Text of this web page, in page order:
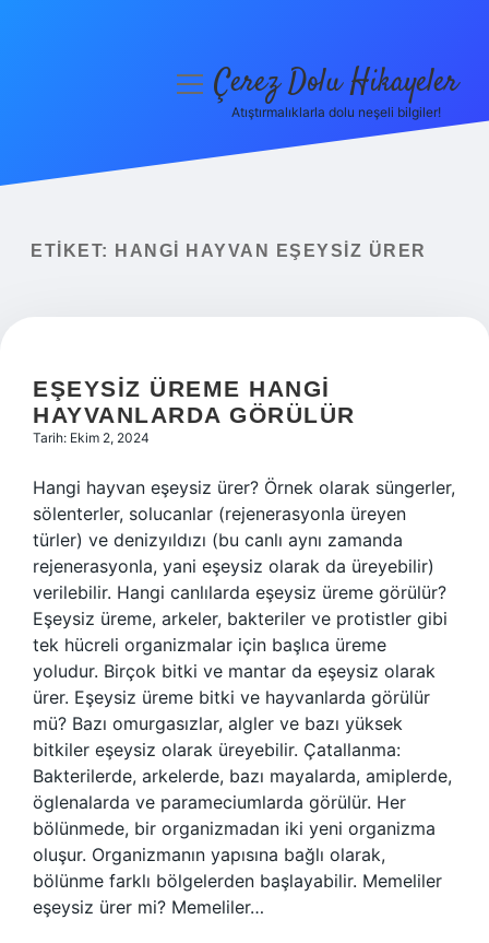
Yasal Uyarı
menüyüÇerez Dolu Hikayeler
Atıştırmalıklarla dolu neşeli bilgiler!
ETIKET: HANGI HAYVAN EŞEYSIZ ÜRER
EŞEYSIZ ÜREME HANGI
HAYVANLARDA GÖRÜLÜR
Tarih: Ekim 2, 2024
Hangi hayvan eşeysiz ürer? Örnek olarak süngerler,
sölenterler, solucanlar (rejenerasyonla üreyen
türler) ve denizyıldızı (bu canlı aynı zamanda
rejenerasyonla, yani eşeysiz olarak da üreyebilir)
verilebilir. Hangi canlılarda eşeysiz üreme görülür?
Eşeysiz üreme, arkeler, bakteriler ve protistler gibi
tek hücreli organizmalar için başlıca üreme
yoludur. Birçok bitki ve mantar da eşeysiz olarak
ürer. Eşeysiz üreme bitki ve hayvanlarda görülür
mü? Bazı omurgasızlar, algler ve bazı yüksek
bitkiler eşeysiz olarak üreyebilir. Çatallanma:
Bakterilerde, arkelerde, bazı mayalarda, amiplerde,
öglenalarda ve parameciumlarda görülür. Her
bölünmede, bir organizmadan iki yeni organizma
oluşur. Organizmanın yapısına bağlı olarak,
bölünme farklı bölgelerden başlayabilir. Memeliler
eşeysiz ürer mi? Memeliler…